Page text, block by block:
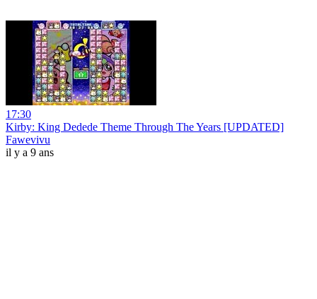
17:30
Kirby: King Dedede Theme Through The Years [UPDATED]
Fawevivu
il y a 9 ans